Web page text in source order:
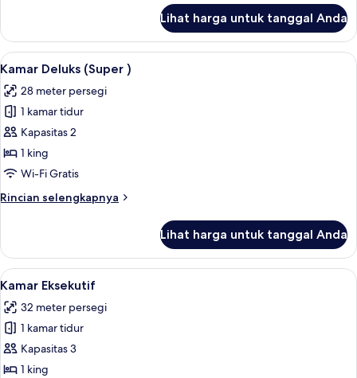
Kamar
Deluks
Lihat harga untuk tanggal Anda
Lihat
semua
foto
untuk
Kamar
Deluks
(Super
Minibar, brankas, meja kerja, dan
5
Kamar Deluks (Super )
28 meter persegi
1 kamar tidur
Kapasitas 2
1 king
Wi-Fi Gratis
Rincian selengkapnya
Rincian
Kamar
Deluks
(Super
Lihat harga untuk tanggal Anda
Lihat
semua
foto
untuk
Kamar
Eksekutif
Kamar Eksekutif | Minibar, brankas,
5
Kamar Eksekutif
32 meter persegi
1 kamar tidur
Kapasitas 3
1 king